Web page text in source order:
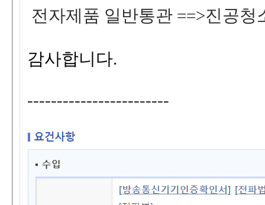
전자제품일반통관==>진공
감사합니다.
------------------------